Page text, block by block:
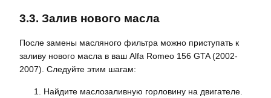
3.3. Залив нового масла
После замены масляного фильтра можно приступать к
заливу нового масла в ваш Alfa Romeo 156 GTA (2002-
2007). Следуйте этим шагам:
Найдите маслозаливную горловину на двигателе.